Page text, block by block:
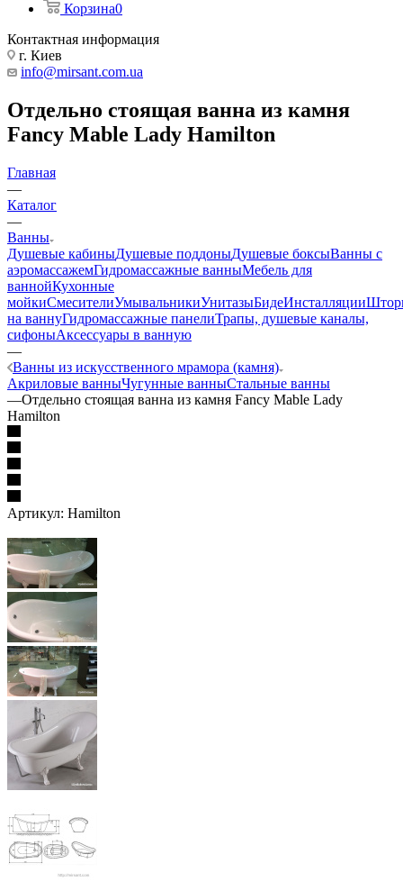
Корзина0
Контактная информация
г. Киев
info@mirsant.com.ua
Отдельно стоящая ванна из камня
Fancy Mable Lady Hamilton
Главная
—
Каталог
—
Ванны
Душевые кабиныДушевые поддоныДушевые боксыВанны с
аэромассажемГидромассажные ванныМебель для
ваннойКухонные
мойкиСмесителиУмывальникиУнитазыБидеИнсталляции
на ваннуГидромассажные панелиТрапы, душевые каналы,
сифоныАксессуары в ванную
—
Ванны из искусственного мрамора (камня)
Акриловые ванныЧугунные ванныСтальные ванны
—Отдельно стоящая ванна из камня Fancy Mable Lady
Hamilton
Артикул: Hamilton